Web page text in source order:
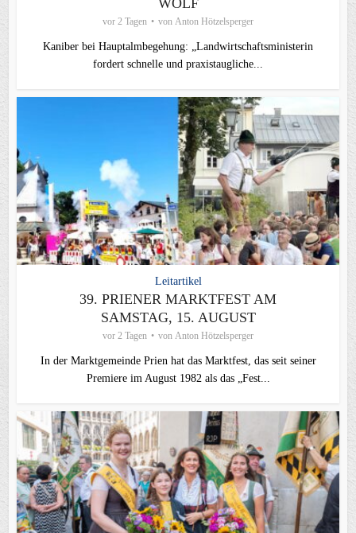
WOLF
vor 2 Tagen von Anton Hötzelsperger
Kaniber bei Hauptalmbegehung: „Landwirtschaftsministerin
fordert schnelle und praxistaugliche...
Leitartikel
39. PRIENER MARKTFEST AM
SAMSTAG, 15. AUGUST
vor 2 Tagen von Anton Hötzelsperger
In der Marktgemeinde Prien hat das Marktfest, das seit seiner
Premiere im August 1982 als das „Fest...